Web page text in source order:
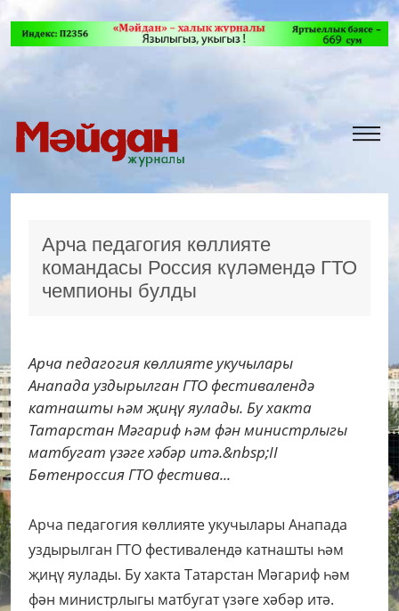
Арча педагогия көллияте
командасы Россия күләмендә ГТО
чемпионы булды
Арча педагогия көллияте укучылары
Анапада уздырылган ГТО фестивалендә
катнашты һәм җиңү яулады. Бу хакта
Татарстан Мәгариф һәм фән министрлыгы
матбугат үзәге хәбәр итә.&nbsp;II
Бөтенроссия ГТО фестива...
Арча педагогия көллияте укучылары Анапада
уздырылган ГТО фестивалендә катнашты һәм
җиңү яулады. Бу хакта Татарстан Мәгариф һәм
фән министрлыгы матбугат үзәге хәбәр итә.